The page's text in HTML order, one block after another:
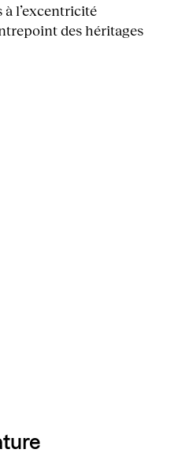
l’excentricité
des héritages